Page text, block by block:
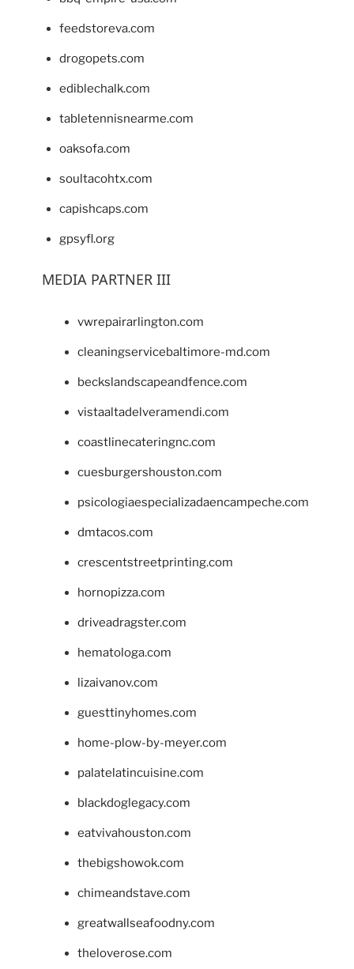
feedstoreva.com
drogopets.com
ediblechalk.com
tabletennisnearme.com
oaksofa.com
soultacohtx.com
capishcaps.com
gpsyfl.org
MEDIA PARTNER III
vwrepairarlington.com
cleaningservicebaltimore-md.com
beckslandscapeandfence.com
vistaaltadelveramendi.com
coastlinecateringnc.com
cuesburgershouston.com
psicologiaespecializadaencampeche.com
dmtacos.com
crescentstreetprinting.com
hornopizza.com
driveadragster.com
hematologa.com
lizaivanov.com
guesttinyhomes.com
home-plow-by-meyer.com
palatelatincuisine.com
blackdoglegacy.com
eatvivahouston.com
thebigshowok.com
chimeandstave.com
greatwallseafoodny.com
theloverose.com